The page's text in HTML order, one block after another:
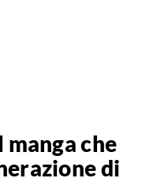
manga che
di